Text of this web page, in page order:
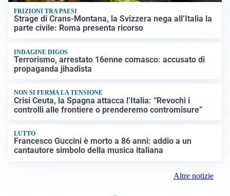
FRIZIONI TRA PAESI
Strage di Crans-Montana, la Svizzera nega all’Italia la
parte civile: Roma presenta ricorso
INDAGINE DIGOS
Terrorismo, arrestato 16enne comasco: accusato di
propaganda jihadista
NON SI FERMA LA TENSIONE
Crisi Ceuta, la Spagna attacca l’Italia: “Revochi i
controlli alle frontiere o prenderemo contromisure”
LUTTO
Francesco Guccini è morto a 86 anni: addio a un
cantautore simbolo della musica italiana
Altre notizie